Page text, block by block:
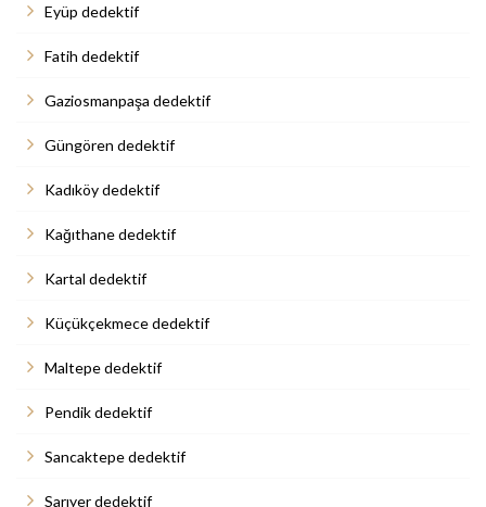
Eyüp dedektif
Fatih dedektif
Gaziosmanpaşa dedektif
Güngören dedektif
Kadıköy dedektif
Kağıthane dedektif
Kartal dedektif
Küçükçekmece dedektif
Maltepe dedektif
Pendik dedektif
Sancaktepe dedektif
Sarıyer dedektif